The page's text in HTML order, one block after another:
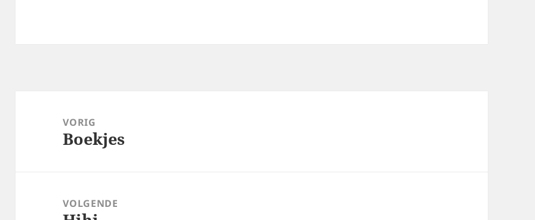
navigatieVORIG
Vorig
Boekjes
VOLGENDE